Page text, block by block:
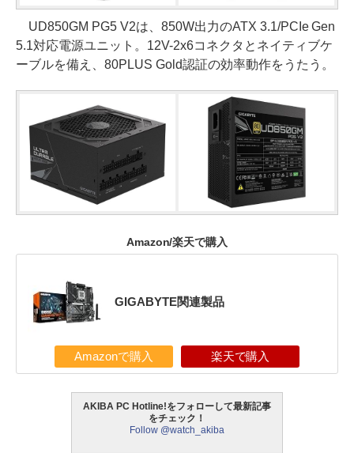
UD850GM PG5 V2は、850W出力のATX 3.1/PCIe Gen
5.1対応電源ユニット。12V-2x6コネクタとネイティブケ
ーブルを備え、80PLUS Gold認証の効率動作をうたう。
Amazon/楽天で購入
GIGABYTE関連製品
Amazonで購入 楽天で購入
AKIBA PC Hotline!をフォローして最新記事
をチェック！
Follow @watch_akiba